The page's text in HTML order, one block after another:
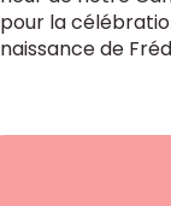
pour la
naissance de